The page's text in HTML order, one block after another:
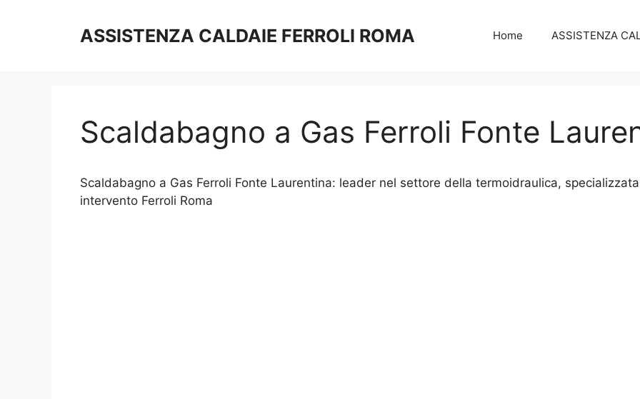
ASSISTENZA CALDAIE FERROLI ROMA Home ASSISTENZA
Scaldabagno a Gas Ferroli Fonte
Scaldabagno a Gas Ferroli Fonte Laurentina: leader nel settore della termoidraulica,
intervento Ferroli Roma